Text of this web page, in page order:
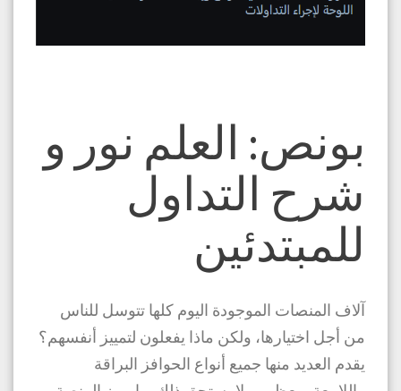
بونص: العلم نور و
شرح التداول
للمبتدئين
آلاف المنصات الموجودة اليوم كلها تتوسل للناس
من أجل اختيارها، ولكن ماذا يفعلون لتمييز أنفسهم؟
يقدم العديد منها جميع أنواع الحوافز البراقة